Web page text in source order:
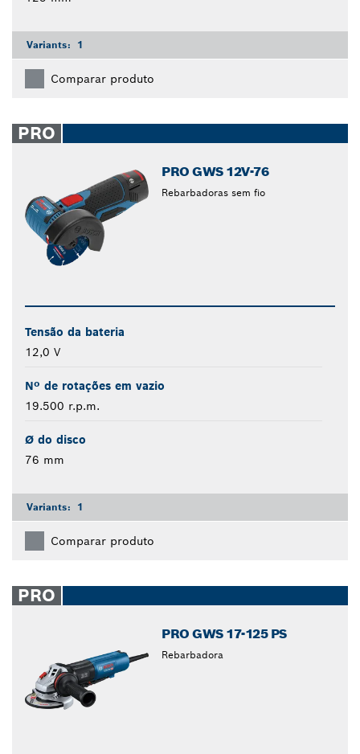
Variants: 1
Comparar produto
PRO
PRO GWS 12V-76
Rebarbadoras sem fio
Tensão da bateria
12,0 V
Nº de rotações em vazio
19.500 r.p.m.
Ø do disco
76 mm
Variants: 1
Comparar produto
PRO
PRO GWS 17-125 PS
Rebarbadora